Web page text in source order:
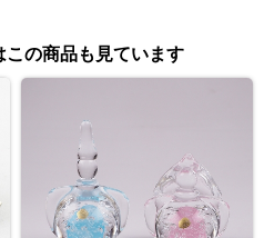
の商品も見ています